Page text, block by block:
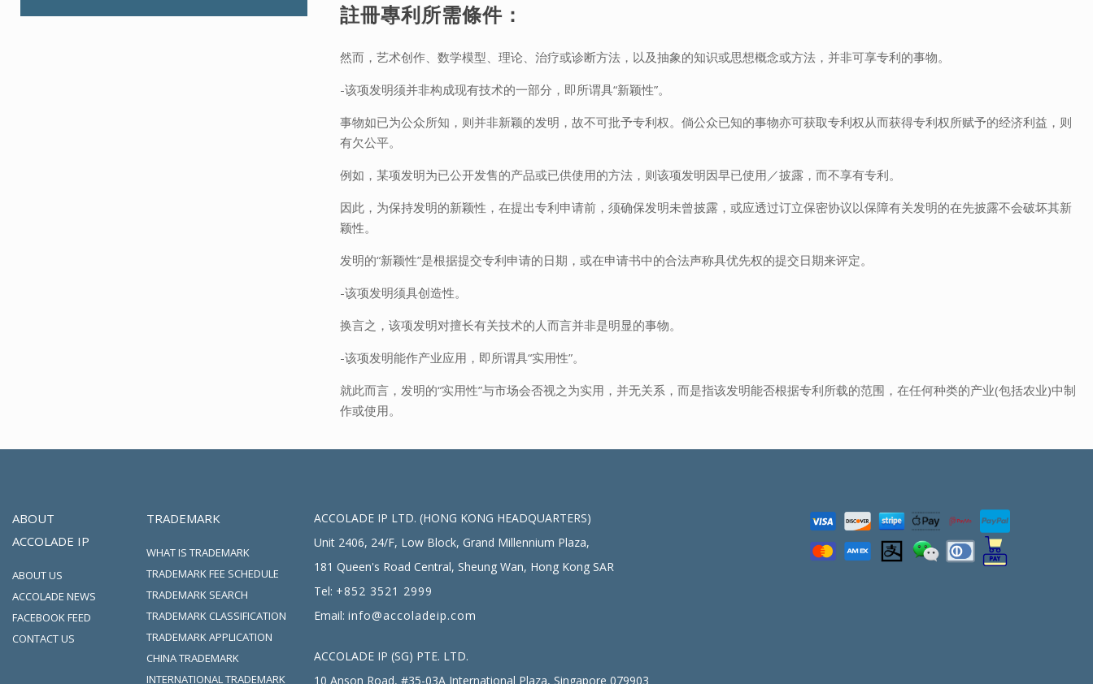
註冊專利所需條件：
然而，艺术创作、数学模型、理论、治疗或诊断方法，以及抽象的知识或思想概念或方法，并非可享专利的事物。
-该项发明须并非构成现有技术的一部分，即所谓具“新颖性”。
事物如已为公众所知，则并非新颖的发明，故不可批予专利权。倘公众已知的事物亦可获取专利权从而获得专利权所赋予的经济利益，则
有欠公平。
例如，某项发明为已公开发售的产品或已供使用的方法，则该项发明因早已使用／披露，而不享有专利。
因此，为保持发明的新颖性，在提出专利申请前，须确保发明未曾披露，或应透过订立保密协议以保障有关发明的在先披露不会破坏其新
颖性。
发明的“新颖性”是根据提交专利申请的日期，或在申请书中的合法声称具优先权的提交日期来评定。
-该项发明须具创造性。
换言之，该项发明对擅长有关技术的人而言并非是明显的事物。
-该项发明能作产业应用，即所谓具“实用性”。
就此而言，发明的“实用性”与市场会否视之为实用，并无关系，而是指该发明能否根据专利所载的范围，在任何种类的产业(包括农业)中制
作或使用。
ABOUT
ACCOLADE IP
ABOUT US
ACCOLADE NEWS
FACEBOOK FEED
CONTACT US
TRADEMARK
WHAT IS TRADEMARK
TRADEMARK FEE SCHEDULE
TRADEMARK SEARCH
TRADEMARK CLASSIFICATION
TRADEMARK APPLICATION
CHINA TRADEMARK
INTERNATIONAL TRADEMARK
ACCOLADE IP LTD. (HONG KONG HEADQUARTERS)
Unit 2406, 24/F, Low Block, Grand Millennium Plaza,
181 Queen's Road Central, Sheung Wan, Hong Kong SAR
Tel: +852 3521 2999
Email: info@accoladeip.com
ACCOLADE IP (SG) PTE. LTD.
10 Anson Road, #35-03A International Plaza, Singapore 079903